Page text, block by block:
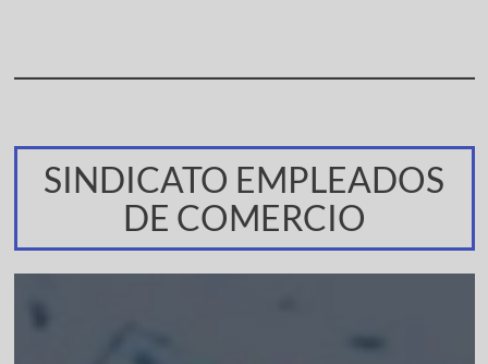
SINDICATO EMPLEADOS
DE COMERCIO